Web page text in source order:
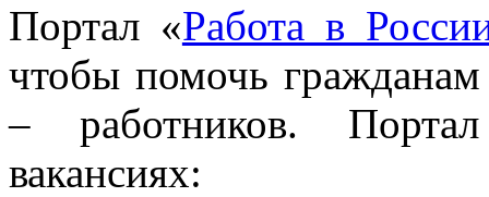
Портал «Работа в
чтобы помочь гражданам
– работников.
вакансиях: